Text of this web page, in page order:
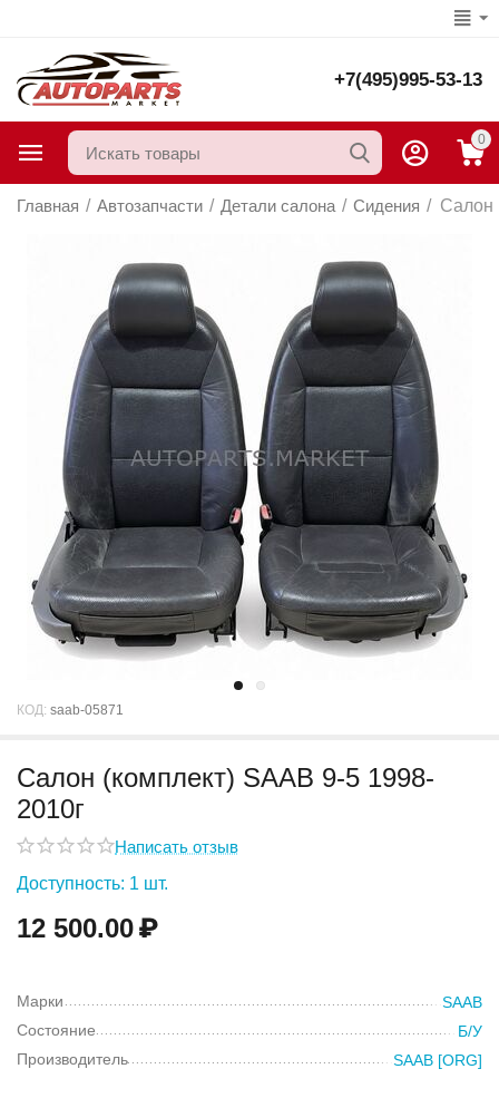
+7(495)995-53-13
0
Главная / Автозапчасти / Детали салона / Сидения / Салон
КОД: saab-05871
Салон (комплект) SAAB 9-5 1998-
2010г
Написать отзыв
Доступность: 1 шт.
12 500.00₽
Марки
SAAB
Состояние
Б/У
Производитель
SAAB [ORG]